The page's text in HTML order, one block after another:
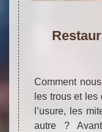
Comment
les trous et
l’usure, les
autre ?